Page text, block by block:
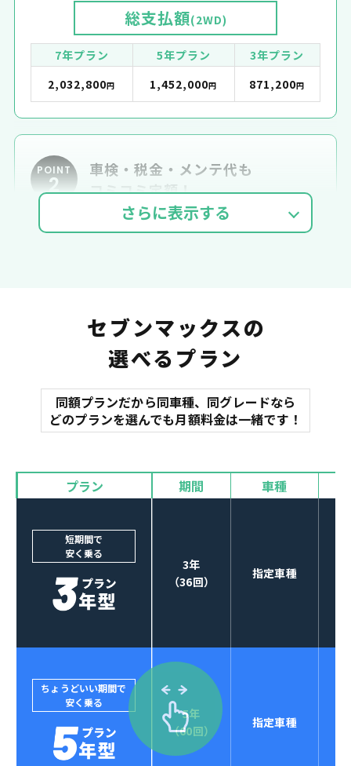
総支払額(2WD)
7年プラン 5年プラン
3年プラン
2,032,800円 1,452,000円 871,200円
POINT
2
車検・税金・メンテ代も
コミコミ定額！
オイル交換 諸費用
マット
バイザー
3
オプションも選べる！
POINT
4
セブンマックスなら
クレジットカード払い可能
セブンマックスの
選べるプラン
同額プランだから同車種、同グレードなら
どのプランを選んでも月額料金は一緒です！
プラン 期間 車種
短期間で
安く乗る
3年
（36回）
指定車種
ちょうどいい期間で
安く乗る
5年
（60回）
指定車種